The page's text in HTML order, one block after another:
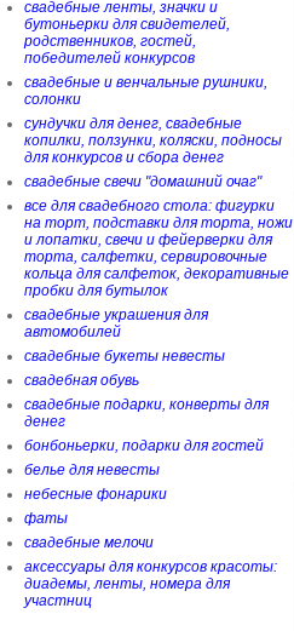
свадебные ленты, значки и
бутоньерки для свидетелей,
родственников, гостей,
победителей конкурсов
свадебные и венчальные рушники,
солонки
сундучки для денег, свадебные
копилки, ползунки, коляски, подносы
для конкурсов и сбора денег
свадебные свечи "домашний очаг"
все для свадебного стола: фигурки
на торт, подставки для торта, ножи
и лопатки, свечи и фейерверки для
торта, салфетки, сервировочные
кольца для салфеток, декоративные
пробки для бутылок
свадебные украшения для
автомобилей
свадебные букеты невесты
свадебная обувь
свадебные подарки, конверты для
денег
бонбоньерки, подарки для гостей
белье для невесты
небесные фонарики
фаты
свадебные мелочи
аксессуары для конкурсов красоты:
диадемы, ленты, номера для
участниц